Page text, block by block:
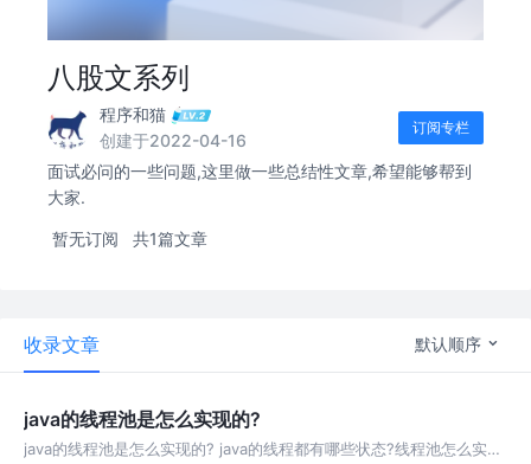
八股文系列
程序和猫
创建于2022-04-16
订阅专栏
面试必问的一些问题,这里做一些总结性文章,希望能够帮到
大家.
暂无订阅 共1篇文章
收录文章 默认顺序
java的线程池是怎么实现的?
java的线程池是怎么实现的? java的线程都有哪些状态?线程池怎么实现